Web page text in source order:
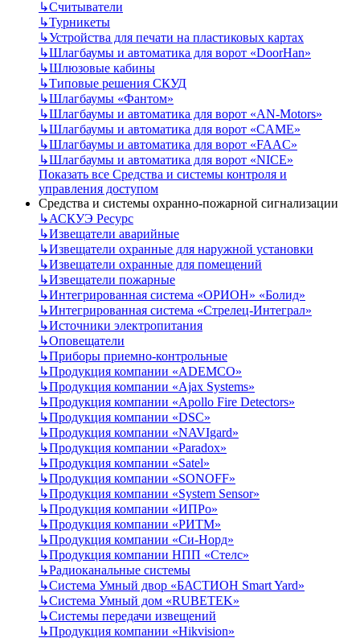
↳Считыватели
↳Турникеты
↳Устройства для печати на пластиковых картах
↳Шлагбаумы и автоматика для ворот «DoorHan»
↳Шлюзовые кабины
↳Типовые решения СКУД
↳Шлагбаумы «Фантом»
↳Шлагбаумы и автоматика для ворот «AN-Motors»
↳Шлагбаумы и автоматика для ворот «CAME»
↳Шлагбаумы и автоматика для ворот «FAAC»
↳Шлагбаумы и автоматика для ворот «NICE»
Показать все Средства и системы контроля и
управления доступом
Средства и системы охранно-пожарной сигнализации
↳АСКУЭ Ресурс
↳Извещатели аварийные
↳Извещатели охранные для наружной установки
↳Извещатели охранные для помещений
↳Извещатели пожарные
↳Интегрированная система «ОРИОН» «Болид»
↳Интегрированная система «Стрелец-Интеграл»
↳Источники электропитания
↳Оповещатели
↳Приборы приемно-контрольные
↳Продукция компании «ADEMCO»
↳Продукция компании «Ajax Systems»
↳Продукция компании «Apollo Fire Detectors»
↳Продукция компании «DSC»
↳Продукция компании «NAVIgard»
↳Продукция компании «Paradox»
↳Продукция компании «Satel»
↳Продукция компании «SONOFF»
↳Продукция компании «System Sensor»
↳Продукция компании «ИПРо»
↳Продукция компании «РИТМ»
↳Продукция компании «Си-Норд»
↳Продукция компании НПП «Стелс»
↳Радиоканальные системы
↳Система Умный двор «БАСТИОН Smart Yard»
↳Система Умный дом «RUBETEK»
↳Системы передачи извещений
↳Продукция компании «Hikvision»